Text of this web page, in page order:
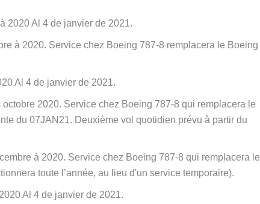
2020 Al 4 de janvier de 2021.
à 2020. Service chez Boeing 787-8 remplacera le Boeing
Al 4 de janvier de 2021.
2020. Service chez Boeing 787-8 qui remplacera le
du 07JAN21. Deuxième vol quotidien prévu à partir du
à 2020. Service chez Boeing 787-8 qui remplacera le
toute l’année, au lieu d'un service temporaire).
Al 4 de janvier de 2021.